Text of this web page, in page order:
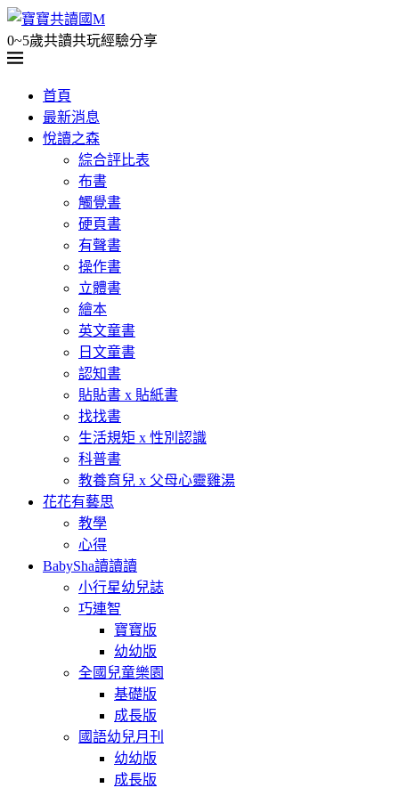
0~5歲共讀共玩經驗分享
首頁
最新消息
悅讀之森
綜合評比表
布書
觸覺書
硬頁書
有聲書
操作書
立體書
繪本
英文童書
日文童書
認知書
貼貼書 x 貼紙書
找找書
生活規矩 x 性別認識
科普書
教養育兒 x 父母心靈雞湯
花花有藝思
教學
心得
BabySha讀讀讀
小行星幼兒誌
巧連智
寶寶版
幼幼版
全國兒童樂園
基礎版
成長版
國語幼兒月刊
幼幼版
成長版